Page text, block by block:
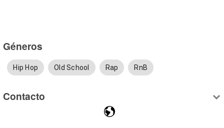
Géneros
Hip Hop Old School Rap RnB
Contacto